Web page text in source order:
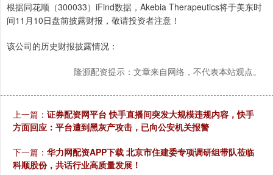
根据同花顺（300033）iFind数据，Akebia Therapeutics将于美东时
间11月10日盘前披露财报，敬请投资者注意！
该公司的历史财报披露情况：
隆源配资提示：文章来自网络，不代表本站观点。
上一篇： 证券配资网平台 快手直播间突发大规模违规内容，快手
方面回应：平台遭到黑灰产攻击，已向公安机关报警
下一篇： 华力网配资APP下载 北京市住建委专项调研组带队莅临
科顺股份，共话行业高质量发展！